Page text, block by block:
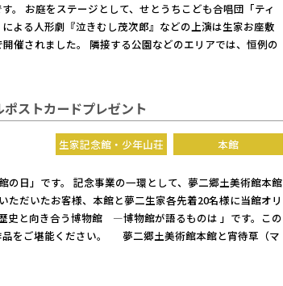
。 お庭をステージとして、せとうちこども合唱団「ティ
よる人形劇『泣きむし茂次郎』などの上演は生家お座敷
催されました。 隣接する公園などのエリアでは、恒例の
ストカードプレゼント
本館
生家記念館・少年山荘
日」です。 記念事業の一環として、夢二郷土美術館本館
だいたお客様、本館と夢二生家各先着20名様に当館オリ
史と向き合う博物館 ―博物館が語るものは 」です。この
をご堪能ください。 夢二郷土美術館本館と宵待草（マ